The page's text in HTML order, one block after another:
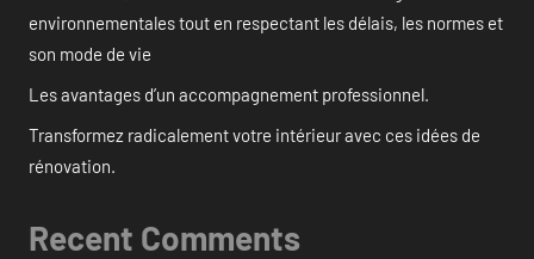
environnementales tout en respectant les délais, les normes et
son mode de vie
Les avantages d’un accompagnement professionnel.
Transformez radicalement votre intérieur avec ces idées de
rénovation.
Recent Comments